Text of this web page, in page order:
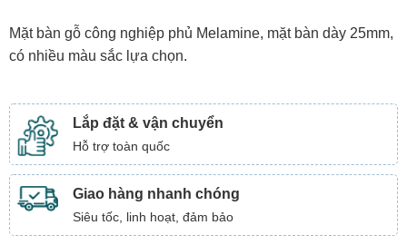
Mặt bàn gỗ công nghiệp phủ Melamine, mặt bàn dày 25mm,
có nhiều màu sắc lựa chọn.
Lắp đặt & vận chuyển
Hỗ trợ toàn quốc
Giao hàng nhanh chóng
Siêu tốc, linh hoạt, đảm bảo